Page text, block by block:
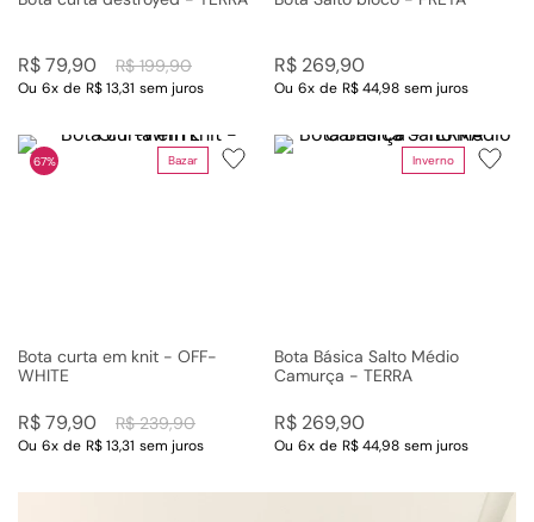
R$ 199,90
R$79,90
Ou 6x de R$ 13,31 sem juros
R$ 269,90
Ou 6x de R$ 44,98 sem juros
Bazar
67%
Bota curta em knit - OFF-
WHITE
R$ 239,90
R$79,90
Ou 6x de R$ 13,31 sem juros
Inverno
Bota Básica Salto Médio
Camurça - TERRA
R$ 269,90
Ou 6x de R$ 44,98 sem juros